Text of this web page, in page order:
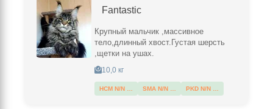
Fantastic
Крупный мальчик ,массивное
тело,длинный хвост.Густая шерсть
,щетки на ушах.
10,0 кг
HCM N/N … SMA N/N … PKD N/N …